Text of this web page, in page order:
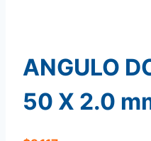
ANGULO
50 X 2.0